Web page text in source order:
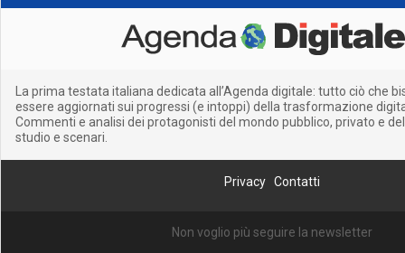
La prima testata italiana dedicata all’Agenda digitale: tutto ciò che
essere aggiornati sui progressi (e intoppi) della trasformazione
Commenti e analisi dei protagonisti del mondo pubblico, privato e
studio e scenari.
Privacy Contatti
Non voglio più seguire la newsletter